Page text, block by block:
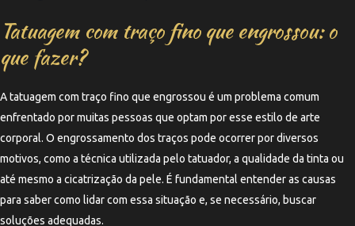
Tatuagem com traço fino que engrossou: o
que fazer?
A tatuagem com traço fino que engrossou é um problema comum
enfrentado por muitas pessoas que optam por esse estilo de arte
corporal. O engrossamento dos traços pode ocorrer por diversos
motivos, como a técnica utilizada pelo tatuador, a qualidade da tinta ou
até mesmo a cicatrização da pele. É fundamental entender as causas
para saber como lidar com essa situação e, se necessário, buscar
soluções adequadas.